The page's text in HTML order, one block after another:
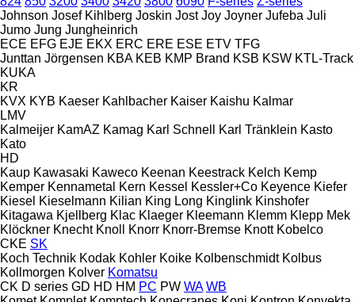
Johnson Josef Kihlberg Joskin Jost Joy Joyner Jufeba Juli
Jumo Jung Jungheinrich
ECE EFG EJE EKX ERC ERE ESE ETV TFG
Junttan Jörgensen KBA KEB KMP Brand KSB KSW KTL-Track
KUKA
KR
KVX KYB Kaeser Kahlbacher Kaiser Kaishu Kalmar
LMV
Kalmeijer KamAZ Kamag Karl Schnell Karl Tränklein Kasto
Kato
HD
Kaup Kawasaki Kaweco Keenan Keestrack Kelch Kemp
Kemper Kennametal Kern Kessel Kessler+Co Keyence Kiefer
Kiesel Kieselmann Kilian King Long Kinglink Kinshofer
Kitagawa Kjellberg Klac Klaeger Kleemann Klemm Klepp Mek
Klöckner Knecht Knoll Knorr Knorr-Bremse Knott Kobelco
CKE SK
Koch Technik Kodak Kohler Koike Kolbenschmidt Kolbus
Kollmorgen Kolver Komatsu
CK D series GD HD HM PC PW WA WB